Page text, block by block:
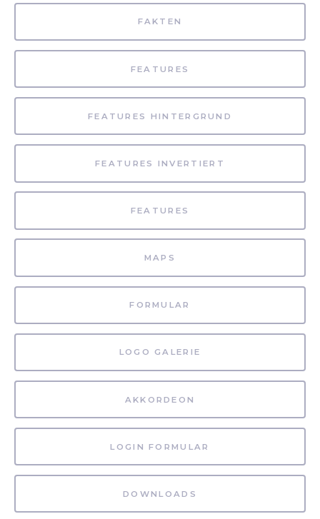
FAKTEN
FEATURES
FEATURES HINTERGRUND
FEATURES INVERTIERT
FEATURES
MAPS
FORMULAR
LOGO GALERIE
AKKORDEON
LOGIN FORMULAR
DOWNLOADS